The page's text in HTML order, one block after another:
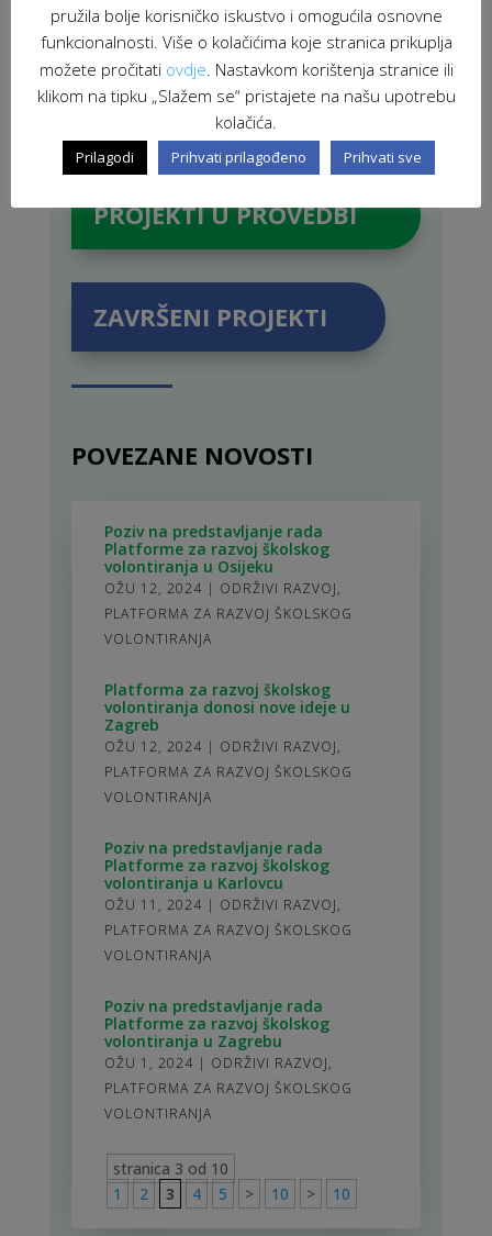
PROJEKTI U PROVEDBI
ZAVRŠENI PROJEKTI
POVEZANE NOVOSTI
Poziv na predstavljanje rada
Platforme za razvoj školskog
volontiranja u Osijeku
OŽU 12, 2024 | ODRŽIVI RAZVOJ,
PLATFORMA ZA RAZVOJ ŠKOLSKOG
VOLONTIRANJA
Platforma za razvoj školskog
volontiranja donosi nove ideje u
Zagreb
OŽU 12, 2024 | ODRŽIVI RAZVOJ,
PLATFORMA ZA RAZVOJ ŠKOLSKOG
VOLONTIRANJA
Poziv na predstavljanje rada
Platforme za razvoj školskog
volontiranja u Karlovcu
OŽU 11, 2024 | ODRŽIVI RAZVOJ,
PLATFORMA ZA RAZVOJ ŠKOLSKOG
VOLONTIRANJA
Poziv na predstavljanje rada
Platforme za razvoj školskog
volontiranja u Zagrebu
OŽU 1, 2024 | ODRŽIVI RAZVOJ,
PLATFORMA ZA RAZVOJ ŠKOLSKOG
VOLONTIRANJA
stranica 3 od 10
1
2 3 4 5 > 10 > 10
pružila bolje korisničko iskustvo i omogućila osnovne
funkcionalnosti. Više o kolačićima koje stranica prikuplja
možete pročitati ovdje . Nastavkom korištenja stranice ili
klikom na tipku „Slažem se“ pristajete na našu upotrebu
kolačića.
Prilagodi Prihvati prilagođeno Prihvati sve